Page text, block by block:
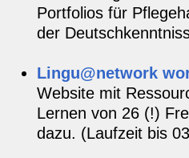
Portfolios für
der
Lingu@network
Website mit
Lernen von 26 (!)
dazu. (Laufzeit bis